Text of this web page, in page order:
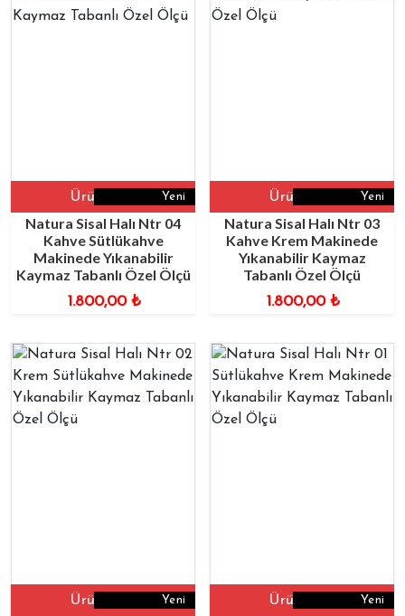
Yeni
Ürüne Git
Natura Sisal Halı Ntr 04
Kahve Sütlükahve
Makinede Yıkanabilir
Kaymaz Tabanlı Özel Ölçü
1.800,00 ₺
Yeni
Ürüne Git
Natura Sisal Halı Ntr 03
Kahve Krem Makinede
Yıkanabilir Kaymaz
Tabanlı Özel Ölçü
1.800,00 ₺
Yeni
Ürüne Git Yeni
Ürüne Git